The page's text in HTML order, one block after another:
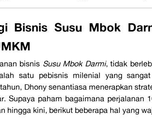
Bisnis Susu Mbok
bisnis Susu Mbok Darmi, tidak
satu pebisnis milenial yang
Dhony senantiasa menerapkan
Supaya paham bagaimana perjalanan
hingga kini, berikut beberapa hal yang